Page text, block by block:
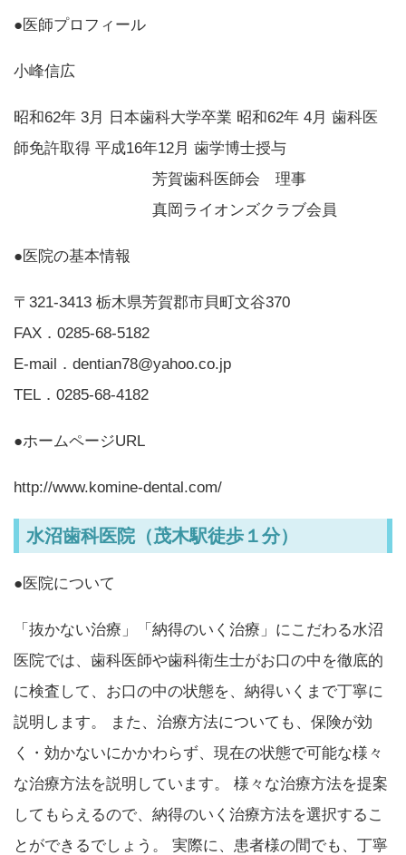
●医師プロフィール
小峰信広
昭和62年 3月 日本歯科大学卒業 昭和62年 4月 歯科医
師免許取得 平成16年12月 歯学博士授与
芳賀歯科医師会 理事
真岡ライオンズクラブ会員
●医院の基本情報
〒321-3413 栃木県芳賀郡市貝町文谷370
FAX．0285-68-5182
E-mail．dentian78@yahoo.co.jp
TEL．0285-68-4182
●ホームページURL
http://www.komine-dental.com/
水沼歯科医院（茂木駅徒歩１分）
●医院について
「抜かない治療」「納得のいく治療」にこだわる水沼
医院では、歯科医師や歯科衛生士がお口の中を徹底的
に検査して、お口の中の状態を、納得いくまで丁寧に
説明します。 また、治療方法についても、保険が効
く・効かないにかかわらず、現在の状態で可能な様々
な治療方法を説明しています。 様々な治療方法を提案
してもらえるので、納得のいく治療方法を選択するこ
とができるでしょう。 実際に、患者様の間でも、丁寧